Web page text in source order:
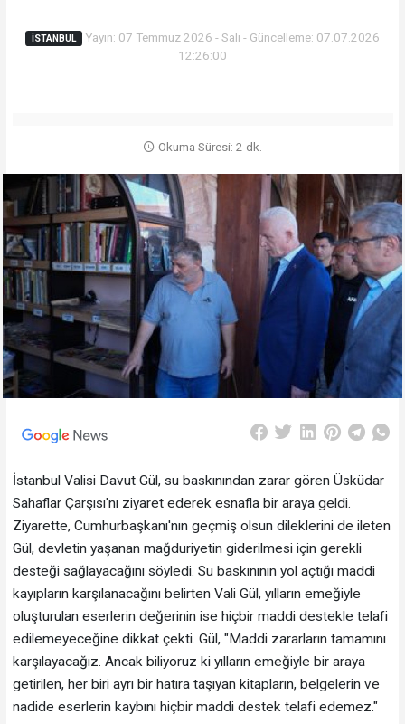
İSTANBUL Yayın: 07 Temmuz 2026 - Salı - Güncelleme: 07.07.2026
12:26:00
Okuma Süresi: 2 dk.
İstanbul Valisi Davut Gül, su baskınından zarar gören Üsküdar
Sahaflar Çarşısı'nı ziyaret ederek esnafla bir araya geldi.
Ziyarette, Cumhurbaşkanı'nın geçmiş olsun dileklerini de ileten
Gül, devletin yaşanan mağduriyetin giderilmesi için gerekli
desteği sağlayacağını söyledi. Su baskınının yol açtığı maddi
kayıpların karşılanacağını belirten Vali Gül, yılların emeğiyle
oluşturulan eserlerin değerinin ise hiçbir maddi destekle telafi
edilemeyeceğine dikkat çekti. Gül, "Maddi zararların tamamını
karşılayacağız. Ancak biliyoruz ki yılların emeğiyle bir araya
getirilen, her biri ayrı bir hatıra taşıyan kitapların, belgelerin ve
nadide eserlerin kaybını hiçbir maddi destek telafi edemez."